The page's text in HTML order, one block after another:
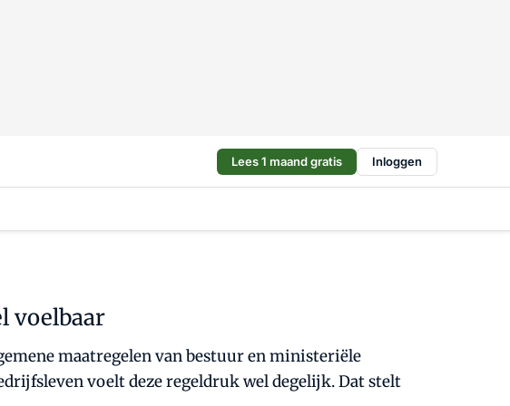
Lees 1 maand gratis Inloggen
voelbaar
maatregelen van bestuur en ministeriële
voelt deze regeldruk wel degelijk. Dat stelt